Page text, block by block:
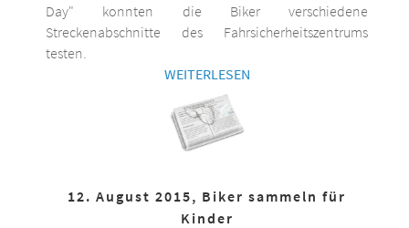
Day" konnten die Biker verschiedene
Streckenabschnitte des Fahrsicherheitszentrums
testen.
WEITERLESEN
12. August 2015, Biker sammeln für
Kinder